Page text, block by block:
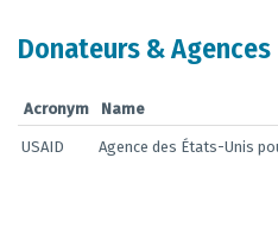
Donateurs & Agences
Acronym Name
USAID Agence des États-Unis